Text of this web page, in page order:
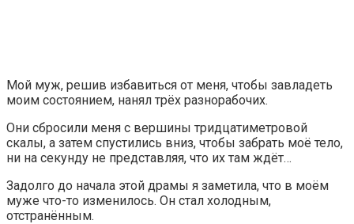
Мой муж, решив избавиться от меня, чтобы завладеть
моим состоянием, нанял трёх разнорабочих.
Они сбросили меня с вершины тридцатиметровой
скалы, а затем спустились вниз, чтобы забрать моё тело,
ни на секунду не представляя, что их там ждёт…
Задолго до начала этой драмы я заметила, что в моём
муже что-то изменилось. Он стал холодным,
отстранённым.